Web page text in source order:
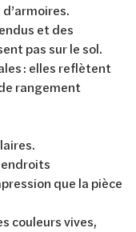
et des
pas sur le sol.
: elles reflètent
rangement
que la pièce
couleurs vives,